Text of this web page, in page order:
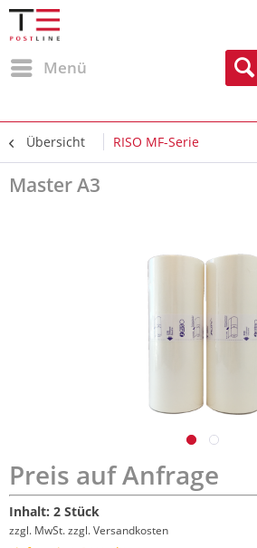
Menü
Übersicht RISO MF-Serie
Master A3
Preis auf Anfrage
Inhalt: 2 Stück
zzgl. MwSt.zzgl. Versandkosten